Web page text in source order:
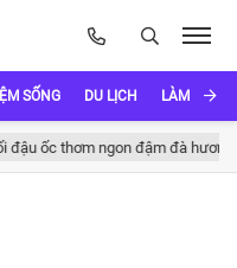
SỐNG DU LỊCH LÀM ĐẸP
ốc thơm ngon đậm đà hương vị